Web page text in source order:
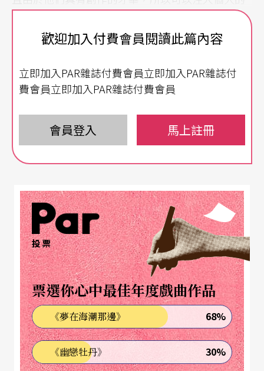
背景經驗並反映當代樂風，成為一種創新的手法。
如新生代爵士女伶瑟西兒．麥克羅恩（Cécile McLo
（Christian McBride），就屬其中的佼佼者。
節慶樂團 看見交流與觀摩
邀請國外樂手，除了欣賞他們的演奏之外，與他們
或四重奏，他們幾乎每一位都是可以獨當一面的演
奏家，這些樂手都有良好與長期的合作經驗與默
契，並且他們也大多跟世界上知名的樂手合作過，
尤其是這次邀請了一位老將，於二○一五年獲頒爵
士樂最高榮譽——「美國國家藝術基金會爵士大師
獎」（NEA Jazz Master Award）的查爾斯．洛依德
（Charles Lloyd），縱橫樂壇數十年，他的演奏風
格的變化，幾乎就是代表了爵士樂發展的歷史，而
與他合作過的音樂家，也都是我們耳熟能詳的代表
歡迎加入付費會員閱讀此篇內容
立即加入PAR雜誌付費會員立即加入PAR雜誌付
費會員立即加入PAR雜誌付費會員
會員登入 馬上註冊
投票
票選你心中最佳年度戲曲作品
《夢在海潮那邊》 68%
《幽戀牡丹》 30%